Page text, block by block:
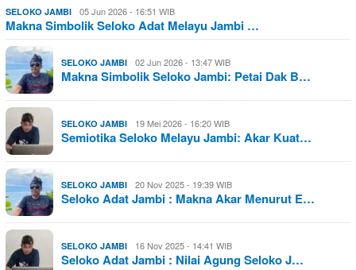
SELOKO JAMBI 05 Jun 2026 - 16:51 WIB
Makna Simbolik Seloko Adat Melayu Jambi …
SELOKO JAMBI 02 Jun 2026 - 13:47 WIB
Makna Simbolik Seloko Jambi: Petai Dak B…
SELOKO JAMBI 19 Mei 2026 - 16:20 WIB
Semiotika Seloko Melayu Jambi: Akar Kuat…
SELOKO JAMBI 20 Nov 2025 - 19:39 WIB
Seloko Adat Jambi : Makna Akar Menurut E…
SELOKO JAMBI 16 Nov 2025 - 14:41 WIB
Seloko Adat Jambi : Nilai Agung Seloko J…